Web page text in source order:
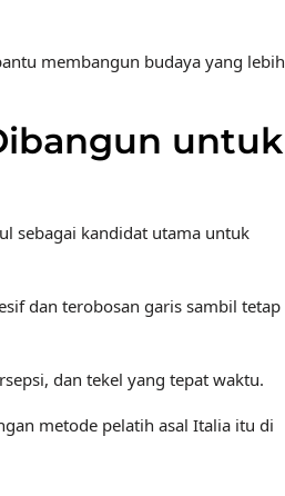
membangun budaya yang lebih
untuk
sebagai kandidat utama untuk
dan terobosan garis sambil tetap
dan tekel yang tepat waktu.
metode pelatih asal Italia itu di